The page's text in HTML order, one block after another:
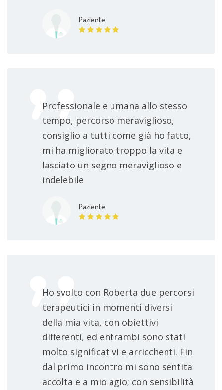
Paziente
Professionale e umana allo stesso
tempo, percorso meraviglioso,
consiglio a tutti come già ho fatto,
mi ha migliorato troppo la vita e
lasciato un segno meraviglioso e
indelebile
Paziente
Ho svolto con Roberta due percorsi
terapeutici in momenti diversi
della mia vita, con obiettivi
differenti, ed entrambi sono stati
molto significativi e arricchenti. Fin
dal primo incontro mi sono sentita
accolta e a mio agio; con sensibilità